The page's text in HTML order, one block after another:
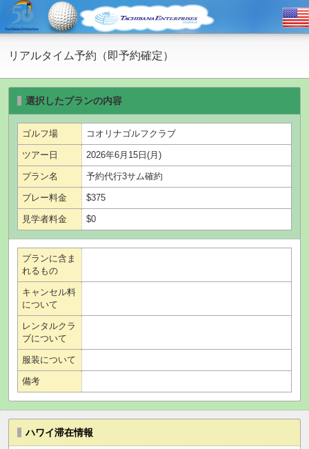
リアルタイム予約（即予約確定）
選択したプランの内容
ゴルフ場 コオリナゴルフクラブ
ツアー日 2026年6月15日(月)
プラン名 予約代行3サム確約
プレー料金 $375
見学者料金 $0
プランに含ま
れるもの
キャンセル料
について
レンタルクラ
ブについて
服装について
備考
ハワイ滞在情報